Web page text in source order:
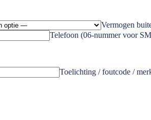
Vermogen
Telefoon (06-nummer voor
Toelichting / foutcode /